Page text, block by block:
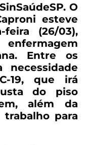
O
esteve
(26/03),
Entre os
necessidade
19, que irá
do piso
além da
para